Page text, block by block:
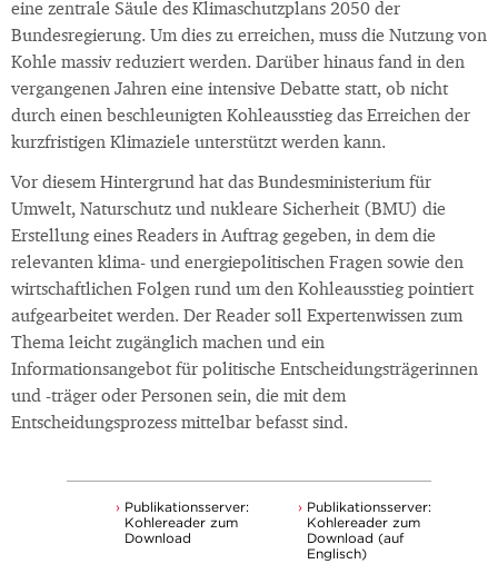
eine zentrale Säule des Klimaschutzplans 2050 der
Bundesregierung. Um dies zu erreichen, muss die Nutzung von
Kohle massiv reduziert werden. Darüber hinaus fand in den
vergangenen Jahren eine intensive Debatte statt, ob nicht
durch einen beschleunigten Kohleausstieg das Erreichen der
kurzfristigen Klimaziele unterstützt werden kann.
Vor diesem Hintergrund hat das Bundesministerium für
Umwelt, Naturschutz und nukleare Sicherheit (BMU) die
Erstellung eines Readers in Auftrag gegeben, in dem die
relevanten klima- und energiepolitischen Fragen sowie den
wirtschaftlichen Folgen rund um den Kohleausstieg pointiert
aufgearbeitet werden. Der Reader soll Expertenwissen zum
Thema leicht zugänglich machen und ein
Informationsangebot für politische Entscheidungsträgerinnen
und -träger oder Personen sein, die mit dem
Entscheidungsprozess mittelbar befasst sind.
Publikationsserver:
Kohlereader zum
Download
Publikationsserver:
Kohlereader zum
Download (auf
Englisch)